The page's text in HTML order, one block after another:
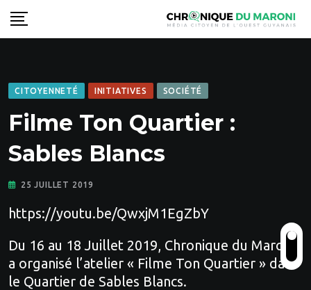
Skip
to
CITOYENNETÉ INITIATIVES SOCIÉTÉ
Filme Ton Quartier :
Sables Blancs
25 JUILLET 2019
https://youtu.be/QwxjM1EgZbY
Du 16 au 18 Juillet 2019, Chronique du Maroni
a organisé l’atelier « Filme Ton Quartier » dans
le Quartier de Sables Blancs.